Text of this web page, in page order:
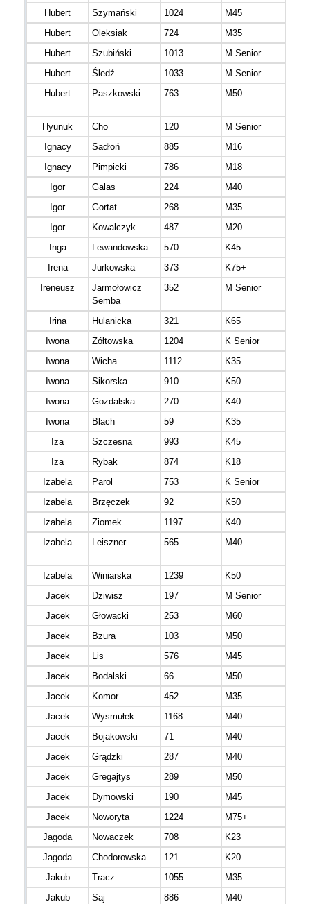
Hubert Szymański 1024 M45
Hubert
Oleksiak 724 M35
Hubert
Szubiński 1013 M Senior
Hubert
Śledź 1033 M Senior
Hubert
Paszkowski 763 M50
Hyunuk
Cho 120 M Senior
Ignacy
Sadłoń 885 M16
Ignacy
Pimpicki 786 M18
Igor
Galas 224
M40
Igor
Gortat 268 M35
Igor
Kowalczyk 487 M20
Inga
Lewandowska 570 K45
Irena
Jurkowska 373 K75+
Ireneusz
Jarmołowicz
Semba
352 M Senior
Irina Hulanicka 321
K65
Iwona
Żółtowska 1204
K Senior
Iwona
Wicha 1112 K35
Iwona
Sikorska 910 K50
Iwona
Gozdalska 270 K40
Iwona
Blach 59 K35
Iza
Szczesna 993
K45
Iza
Rybak 874 K18
Izabela
Parol 753 K Senior
Izabela
Brzęczek 92
K50
Izabela
Ziomek 1197 K40
Izabela
Leiszner 565 M40
Izabela Winiarska 1239 K50
Jacek
Dziwisz 197
M Senior
Jacek
Głowacki 253
M60
Jacek
Bzura 103
M50
Jacek
Lis 576 M45
Jacek
Bodalski 66 M50
Jacek
Komor 452 M35
Jacek
Wysmułek 1168 M40
Jacek
Bojakowski 71 M40
Jacek
Grądzki 287 M40
Jacek
Gregajtys 289 M50
Jacek
Dymowski 190 M45
Jacek
Noworyta 1224 M75+
Jagoda
Nowaczek 708 K23
Jagoda
Chodorowska 121 K20
Jakub
Tracz 1055 M35
Jakub
Saj 886 M40